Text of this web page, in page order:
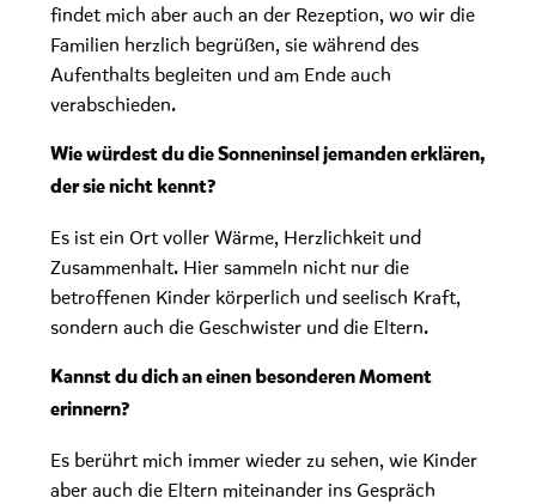
findet mich aber auch an der Rezeption, wo wir die
Familien herzlich begrüßen, sie während des
Aufenthalts begleiten und am Ende auch
verabschieden.
Wie würdest du die Sonneninsel jemanden erklären,
der sie nicht kennt?
Es ist ein Ort voller Wärme, Herzlichkeit und
Zusammenhalt. Hier sammeln nicht nur die
betroffenen Kinder körperlich und seelisch Kraft,
sondern auch die Geschwister und die Eltern.
Kannst du dich an einen besonderen Moment
erinnern?
Es berührt mich immer wieder zu sehen, wie Kinder
aber auch die Eltern miteinander ins Gespräch